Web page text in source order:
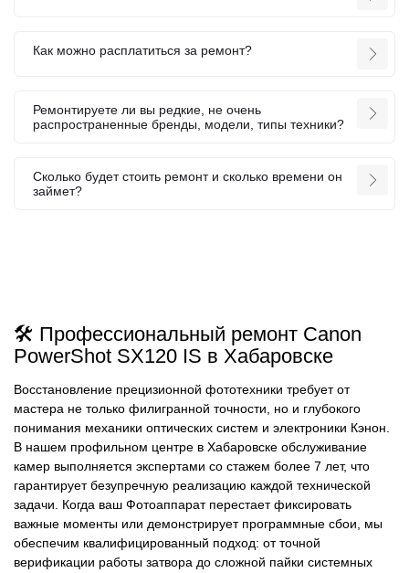
Как можно расплатиться за ремонт?
Ремонтируете ли вы редкие, не очень
распространенные бренды, модели, типы техники?
Сколько будет стоить ремонт и сколько времени он
займет?
🛠️ Профессиональный ремонт Canon
PowerShot SX120 IS в Хабаровске
Восстановление прецизионной фототехники требует от
мастера не только филигранной точности, но и глубокого
понимания механики оптических систем и электроники Кэнон.
В нашем профильном центре в Хабаровске обслуживание
камер выполняется экспертами со стажем более 7 лет, что
гарантирует безупречную реализацию каждой технической
задачи. Когда ваш Фотоаппарат перестает фиксировать
важные моменты или демонстрирует программные сбои, мы
обеспечим квалифицированный подход: от точной
верификации работы затвора до сложной пайки системных